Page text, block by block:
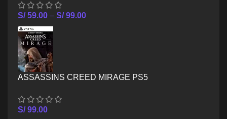
S/59.00 – S/99.00
ASSASSINS CREED MIRAGE PS5
S/99.00